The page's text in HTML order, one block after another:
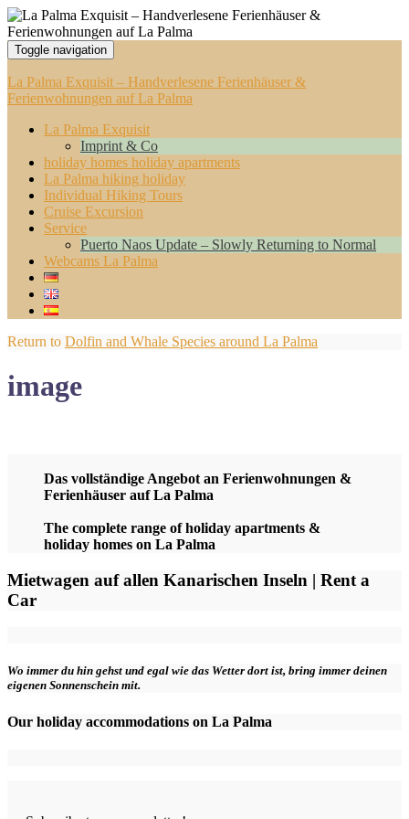
Toggle navigation
La Palma Exquisit – Handverlesene Ferienhäuser &
Ferienwohnungen auf La Palma
La Palma Exquisit
Imprint & Co
holiday homes holiday apartments
La Palma hiking holiday
Individual Hiking Tours
Cruise Excursion
Service
Puerto Naos Update – Slowly Returning to Normal
Webcams La Palma
Return to Dolfin and Whale Species around La Palma
image
Das vollständige Angebot an Ferienwohnungen &
Ferienhäuser auf La Palma
The complete range of holiday apartments &
holiday homes on La Palma
Mietwagen auf allen Kanarischen Inseln | Rent a
Car
Wo immer du hin gehst und egal wie das Wetter dort ist, bring immer deinen
eigenen Sonnenschein mit.
Our holiday accommodations on La Palma